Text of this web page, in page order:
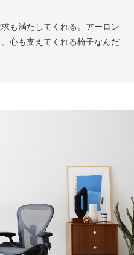
も満たしてくれる。アーロン
心も支えてくれる椅子なんだ